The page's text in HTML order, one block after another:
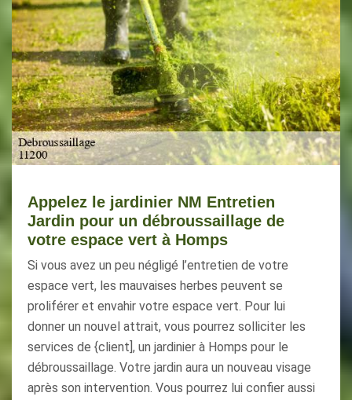
Appelez le jardinier NM Entretien
Jardin pour un débroussaillage de
votre espace vert à Homps
Si vous avez un peu négligé l’entretien de votre
espace vert, les mauvaises herbes peuvent se
proliférer et envahir votre espace vert. Pour lui
donner un nouvel attrait, vous pourrez solliciter les
services de {client], un jardinier à Homps pour le
débroussaillage. Votre jardin aura un nouveau visage
après son intervention. Vous pourrez lui confier aussi